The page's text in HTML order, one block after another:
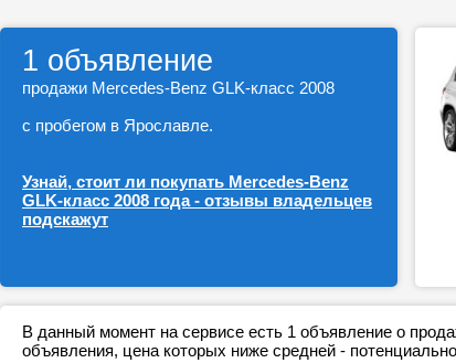
1 объявление
продажи Mercedes-Benz GLK-класс 2008
с пробегом в Ярославле.
Узнай, стоит ли покупать Mercedes-Benz
GLK-класс 2008 года - отзывы владельцев
подскажут
В данный момент на сервисе есть 1 объявление о
объявления, цена которых ниже средней -